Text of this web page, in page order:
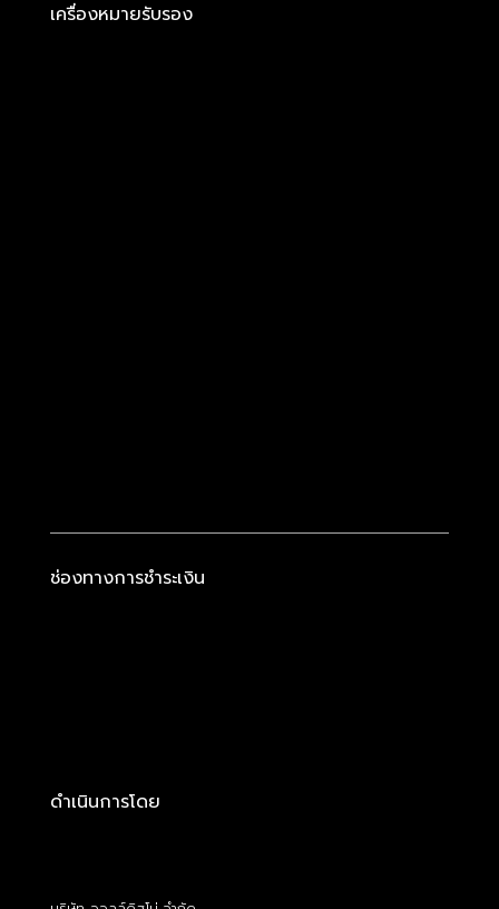
เครื่องหมายรับรอง
ช่องทางการชำระเงิน
ดำเนินการโดย